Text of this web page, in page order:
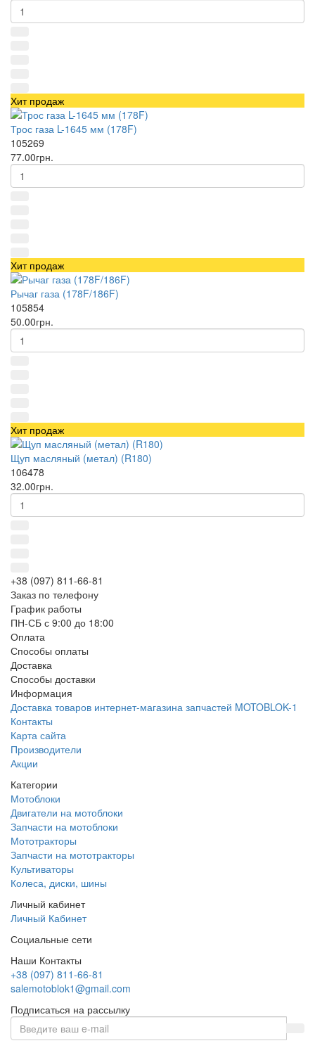
Хит продаж
Трос газа L-1645 мм (178F)
105269
77.00грн.
Хит продаж
Рычаг газа (178F/186F)
105854
50.00грн.
Хит продаж
Щуп масляный (метал) (R180)
106478
32.00грн.
+38 (097) 811-66-81
Заказ по телефону
График работы
ПН-СБ с 9:00 до 18:00
Оплата
Способы оплаты
Доставка
Способы доставки
Информация
Доставка товаров интернет-магазина запчастей MOTOBLOK-1
Контакты
Карта сайта
Производители
Акции
Категории
Мотоблоки
Двигатели на мотоблоки
Запчасти на мотоблоки
Мототракторы
Запчасти на мототракторы
Культиваторы
Колеса, диски, шины
Личный кабинет
Личный Кабинет
Социальные сети
Наши Контакты
+38 (097) 811-66-81
salemotoblok1@gmail.com
Подписаться на рассылку